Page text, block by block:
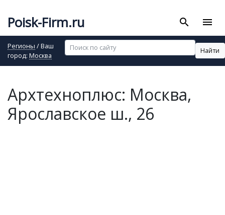
Poisk-Firm.ru search menu
Регионы / Ваш
город: Москва
Найти
Архтехноплюс: Москва,
Ярославское ш., 26